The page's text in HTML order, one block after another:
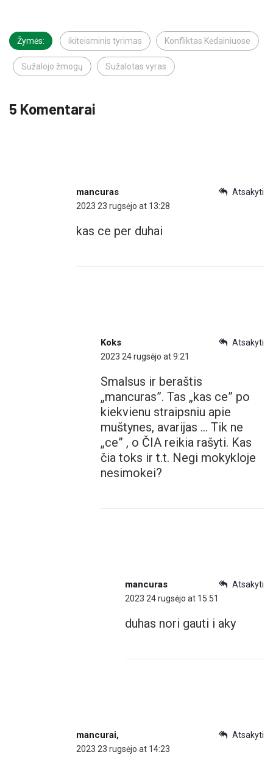
Žymės: ikiteisminis tyrimas Konfliktas Kėdainiuose
Sužalojo žmogų Sužalotas vyras
5 Komentarai
Atsakyti
mancuras
2023 23 rugsėjo at 13:28
kas ce per duhai
Atsakyti
Koks
2023 24 rugsėjo at 9:21
Smalsus ir beraštis
„mancuras”. Tas „kas ce” po
kiekvienu straipsniu apie
muštynes, avarijas … Tik ne
„ce” , o ČIA reikia rašyti. Kas
čia toks ir t.t. Negi mokykloje
nesimokei?
Atsakyti
mancuras
2023 24 rugsėjo at 15:51
duhas nori gauti i aky
Atsakyti
mancurai,
2023 23 rugsėjo at 14:23